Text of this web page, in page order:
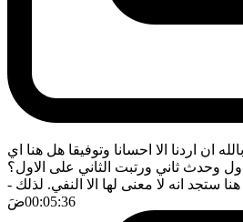
ان اردنا الا احسانا وتوفيقا هل هنا اي
ثاني ورتبت الثاني على الاول؟
هنا ستجد انه لا معنى لها الا النفي. لذلك -
00:05:36ضَ